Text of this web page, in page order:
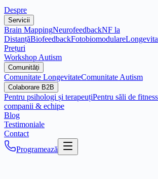
Despre
Servicii
Brain MappingNeurofeedbackNF la
DistanțăBiofeedbackFotobiomodulare
Prețuri
Workshop Autism
Comunități
Comunitate LongevitateComunitate Autism
Colaborare B2B
Pentru psihologi și terapeuțiPentru săli de
companii & echipe
Blog
Testimoniale
Contact
Programează